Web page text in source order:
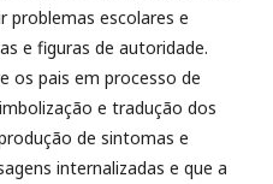
problemas escolares e
e figuras de autoridade.
os pais em processo de
e tradução dos
de sintomas e
internalizadas e que a